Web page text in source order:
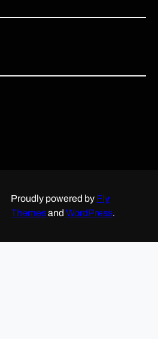
Proudly powered by Fly
ThemesandWordPress.